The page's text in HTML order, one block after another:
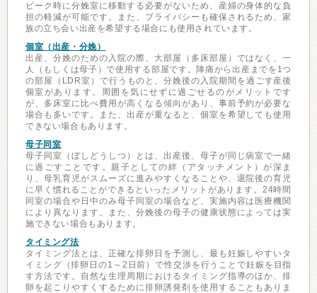
ピーク時に分娩室に移動する必要がないため、産婦の身体的な負
担の軽減が可能です。また、プライバシーも確保されるため、家
族の立ち会い出産を希望する場合にも使用されています。
個室（出産・分娩）
出産、分娩のための入院の際、大部屋（多床部屋）ではなく、一
人（もしくは母子）で使用する部屋です。陣痛から出産までを1つ
の部屋（LDR室）で行うものと、分娩後の入院期間を過ごす産後
個室があります。周囲を気にせずに過ごせるのがメリットです
が、多床室に比べ費用が高くなる傾向があり、事前予約が必要な
場合も多いです。また、出産が重なると、個室を希望しても使用
できない場合もあります。
母子同室
母子同室（ぼしどうしつ）とは、出産後、母子が同じ病室で一緒
に過ごすことです。親子としての絆（アタッチメント）が深ま
り、母乳育児がスムーズに進みやすくなることや、退院後の育児
に早く慣れることができるといったメリットがあります。24時間
同室の場合や日中のみ母子同室の場合など、実施内容は医療機関
により異なります。また、分娩後の母子の健康状態によっては実
施できない場合もあります。
タイミング法
タイミング法とは、正確な排卵日を予測し、最も妊娠しやすいタ
イミング（排卵日の1～2日前）で性交渉を行うことで妊娠を目指
す方法です。自然な生理周期におけるタイミング指導のほか、排
卵を起こりやすくするために排卵誘発剤を使用することもありま